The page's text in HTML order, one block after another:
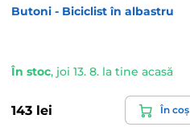
Butoni - Biciclist în albastru
În stoc, joi 13. 8. la tine acasă
143 lei În coș